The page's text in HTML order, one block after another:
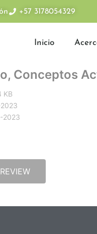
+57 3178054329
Inicio
Conceptos
KB
2023